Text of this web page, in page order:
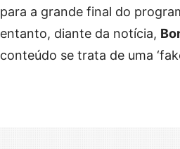
para a grande final do
entanto, diante da notícia,
conteúdo se trata de uma